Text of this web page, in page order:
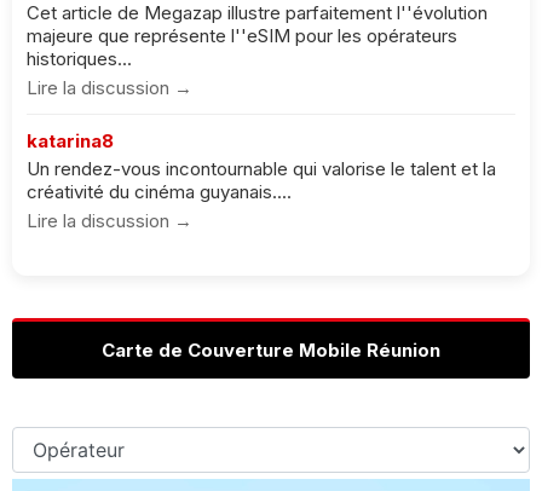
Cet article de Megazap illustre parfaitement l''évolution
majeure que représente l''eSIM pour les opérateurs
historiques...
Lire la discussion →
katarina8
Un rendez-vous incontournable qui valorise le talent et la
créativité du cinéma guyanais....
Lire la discussion →
Carte de Couverture Mobile Réunion